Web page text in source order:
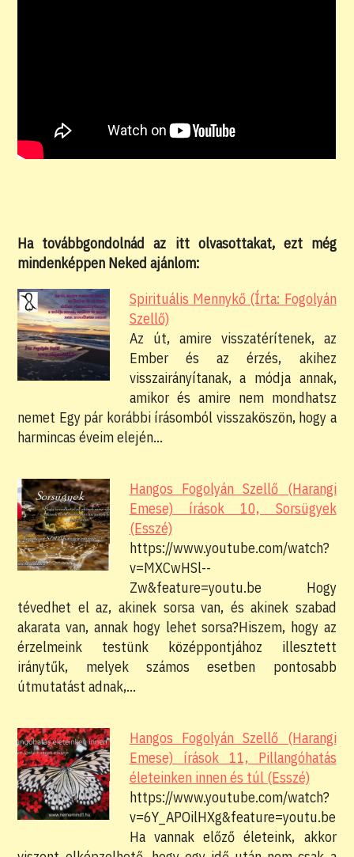
Ha továbbgondolnád az itt olvasottakat, ezt még
mindenképpen Neked ajánlom:
Spirituális Mennykő (Írta: Fogolyán
Szellő)
Az út, amire visszatérítenek, az
Ember és az érzés, akihez
visszairányítanak, a módja annak,
amikor és amire nem mondhatsz
nemet Egy pár korábbi írásomból visszaköszön, hogy a
harmincas éveim elején…
Hangos Fogolyán Szellő (Harangi
Emese) írások 10, Sorsügyek
(Esszé)
https://www.youtube.com/watch?
v=MXCwHSl--
Zw&feature=youtu.be Hogy
tévedhet el az, akinek sorsa van, és akinek szabad
akarata van, annak hogy lehet sorsa?Hiszem, hogy az
érzelmeink testünk középpontjához illesztett
iránytűk, melyek számos esetben pontosabb
útmutatást adnak,…
Hangos Fogolyán Szellő (Harangi
Emese) írások 11, Pillangóhatás
életeinken innen és túl (Esszé)
https://www.youtube.com/watch?
v=6Y_APOilHXg&feature=youtu.be
Ha vannak előző életeink, akkor